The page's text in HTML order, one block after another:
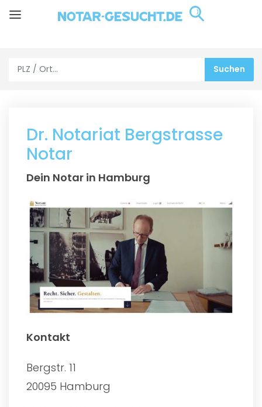
Dr. Notariat Bergstrasse
Notar
Dein Notar in Hamburg
Kontakt
Bergstr. 11
20095 Hamburg